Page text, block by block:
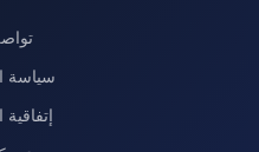
سياسة